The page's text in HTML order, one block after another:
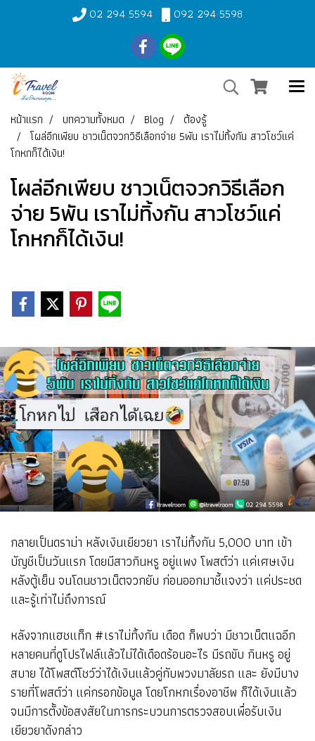
02 294 5594 092 294 5598
หน้าแรก บทความทั้งหมด Blog
ต้องรู้
โผล่อีกเพียบ ชาวเน็ตจวกวิธีเลือกจ่าย 5พัน เราไม่ทิ้งกัน สาวโชว์แค่
โกหกก็ได้เงิน!
โผล่อีกเพียบ ชาวเน็ตจวกวิธีเลือก
จ่าย 5พัน เราไม่ทิ้งกัน สาวโชว์แค่
โกหกก็ได้เงิน!
กลายเป็นดราม่า หลังเงินเยียวยา เราไม่ทิ้งกัน 5,000 บาท เข้า
บัญชีเป็นวันแรก โดยมีสาวกินหรู อยู่แพง โพสต์ว่า แค่เศษเงิน
หลังตู้เย็น จนโดนชาวเน็ตจวกยับ ก่อนออกมาชี้แจงว่า แค่ประชด
และรู้เท่าไม่ถึงการณ์
หลังจากแฮชแท็ก #เราไม่ทิ้งกัน เดือด ก็พบว่า มีชาวเน็ตแฉอีก
หลายคนที่ดูโปรไฟล์แล้วไม่ได้เดือดร้อนอะไร มีรถขับ กินหรู อยู่
สบาย ได้โพสต์โชว์ว่าได้เงินแล้วคู่กับพวงมาลัยรถ และ ยังมีบาง
รายที่โพสต์ว่า แค่กรอกข้อมูล โดยโกหกเรื่องอาชีพ ก็ได้เงินแล้ว
จนมีการตั้งข้อสงสัยในการกระบวนการตรวจสอบเพื่อรับเงิน
เยียวยาดังกล่าว